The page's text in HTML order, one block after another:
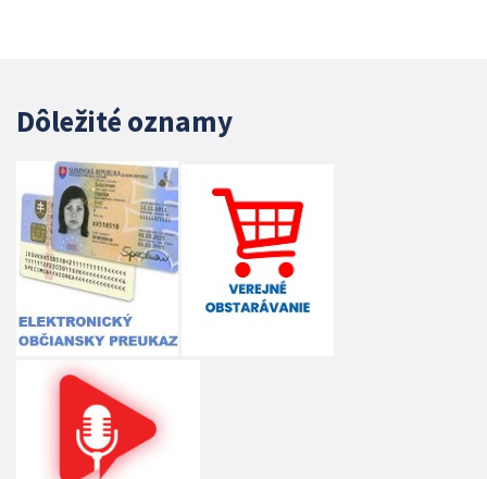
Dôležité oznamy